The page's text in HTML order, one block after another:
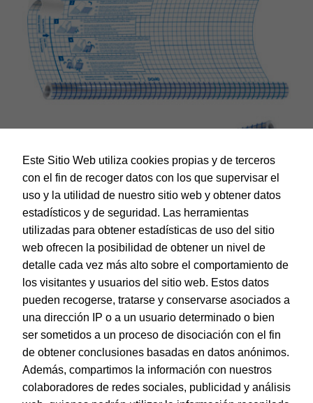
Dohe – Forralibro autoadhesivo – 50 micras – 50 x 300 cm
EAN:8421938914375
© Dohe - Camino de Madrid, 14
28970 • Humanes de Madrid (Madrid)
ESPAÑA
Este Sitio Web utiliza cookies propias y de terceros
con el fin de recoger datos con los que supervisar el
uso y la utilidad de nuestro sitio web y obtener datos
estadísticos y de seguridad. Las herramientas
utilizadas para obtener estadísticas de uso del sitio
web ofrecen la posibilidad de obtener un nivel de
detalle cada vez más alto sobre el comportamiento de
los visitantes y usuarios del sitio web. Estos datos
pueden recogerse, tratarse y conservarse asociados a
una dirección IP o a un usuario determinado o bien
ser sometidos a un proceso de disociación con el fin
de obtener conclusiones basadas en datos anónimos.
Además, compartimos la información con nuestros
colaboradores de redes sociales, publicidad y análisis